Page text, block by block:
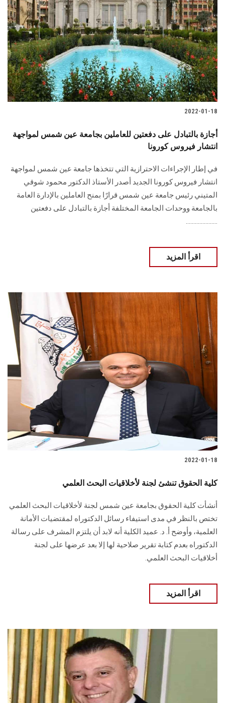
تواصل معنا
الطلاب
هيئة التدريس
الدراسات العليا
الزائـرون
سجل الان
2022-01-18
أجازة بالتبادل على دفعتين للعاملين بجامعة عين شمس لمواجهة
انتشار فيروس كورونا
في إطار الإجراءات الاحترازية التي تتخذها جامعة عين شمس لمواجهة
انتشار فيروس كورونا الجديد أصدر الأستاذ الدكتور محمود شوقي
المتيني رئيس جامعة عين شمس قرارًا بمنح العاملين بالإدارة العامة
بالجامعة ووحدات الجامعة المختلفة أجازة بالتبادل على دفعتين
.....................
اقرأ المزيد
2022-01-18
كلية الحقوق تنشئ لجنة لأخلاقيات البحث العلمي
أنشأت كلية الحقوق بجامعة عين شمس لجنة لأخلاقيات البحث العلمي
تختص بالنظر في مدى استيفاء رسائل الدكتوراه لمقتضيات الأمانة
العلمية، وأوضح أ. د. عميد الكلية أنه لابد أن يلتزم المشرف على رسالة
الدكتوراه بعدم كتابة تقرير صلاحية لها إلا بعد عرضها على لجنة
أخلاقيات البحث العلمي.
اقرأ المزيد